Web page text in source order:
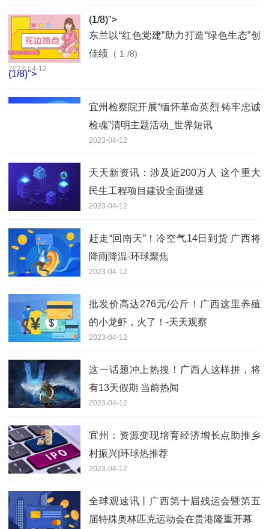
(1/8)">
东兰以“红色党建”助力打造“绿色生态”创
佳绩
( 1 /8)
2023-04-12
(1/8)">
宜州检察院开展“缅怀革命英烈 铸牢忠诚
检魂”清明主题活动_世界短讯
2023-04-12
天天新资讯：涉及近200万人 这个重大
民生工程项目建设全面提速
2023-04-12
赶走“回南天”！冷空气14日到货 广西将
降雨降温-环球聚焦
2023-04-12
批发价高达276元/公斤！广西这里养殖
的小龙虾，火了！-天天观察
2023-04-12
这一话题冲上热搜！广西人这样拼，将
有13天假期 当前热闻
2023-04-12
宜州：资源变现培育经济增长点助推乡
村振兴|环球热推荐
2023-04-12
全球观速讯丨广西第十届残运会暨第五
届特殊奥林匹克运动会在贵港隆重开幕